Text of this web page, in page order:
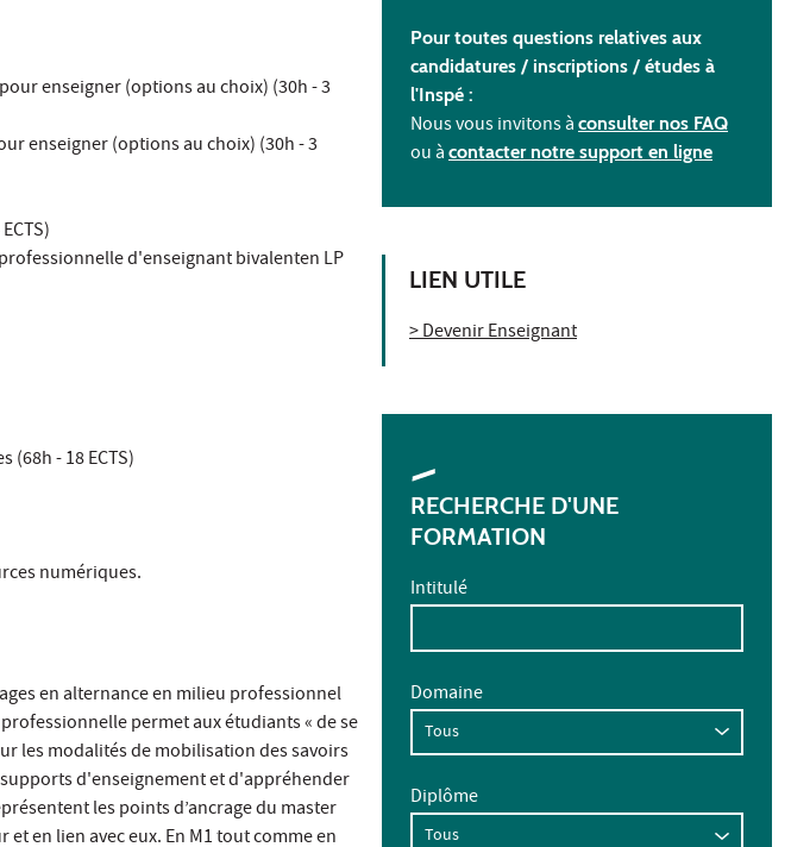
enseigner (options au choix) (30h - 3
enseigner (options au choix) (30h - 3
d'enseignant bivalenten LP
- 18 ECTS)
numériques.
en alternance en milieu professionnel
permet aux étudiants « de se
les modalités de mobilisation des savoirs
d'enseignement et d'appréhender
les points d’ancrage du master
en lien avec eux. En M1 tout comme en
Pour toutes questions relatives aux
candidatures / inscriptions / études à
l'Inspé :
Nous vous invitons à consulter nos FAQ
ou à contacter notre support en ligne
LIEN UTILE
> Devenir Enseignant
RECHERCHE D'UNE
FORMATION
Intitulé
Domaine
Diplôme